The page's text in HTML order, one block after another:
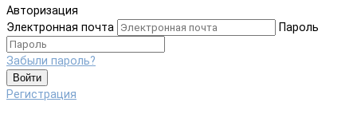
Авторизация
Электронная почта
Пароль
Забыли пароль?
Войти
Регистрация